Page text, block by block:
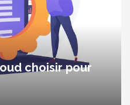
choisir pour